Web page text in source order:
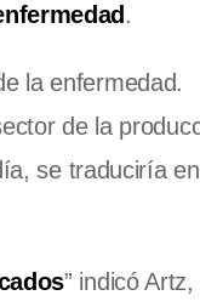
.
la enfermedad.
de la
se traduciría
” indicó